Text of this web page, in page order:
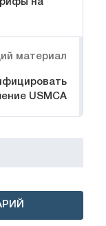
материал
USMCA